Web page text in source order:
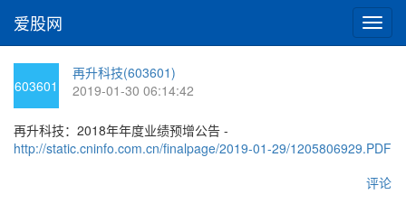
切
换
爱股网
603601
再升科技(603601)
2019-01-30 06:14:42
再升科技：2018年年度业绩预增公告 -
http://static.cninfo.com.cn/finalpage/2019-01-29/1205806929.PDF
评论